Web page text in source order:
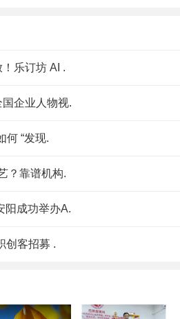
乐订坊 AI .
企业人物视.
何 “发现.
？靠谱机构.
成功举办A.
创客招募 .